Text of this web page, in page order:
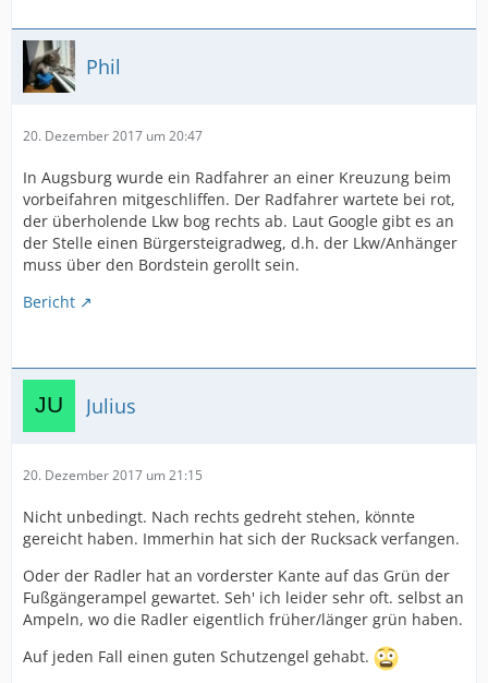
Phil
20. Dezember 2017 um 20:47
In Augsburg wurde ein Radfahrer an einer Kreuzung beim
vorbeifahren mitgeschliffen. Der Radfahrer wartete bei rot,
der überholende Lkw bog rechts ab. Laut Google gibt es an
der Stelle einen Bürgersteigradweg, d.h. der Lkw/Anhänger
muss über den Bordstein gerollt sein.
Bericht
Julius
20. Dezember 2017 um 21:15
Nicht unbedingt. Nach rechts gedreht stehen, könnte
gereicht haben. Immerhin hat sich der Rucksack verfangen.
Oder der Radler hat an vorderster Kante auf das Grün der
Fußgängerampel gewartet. Seh' ich leider sehr oft. selbst an
Ampeln, wo die Radler eigentlich früher/länger grün haben.
Auf jeden Fall einen guten Schutzengel gehabt.